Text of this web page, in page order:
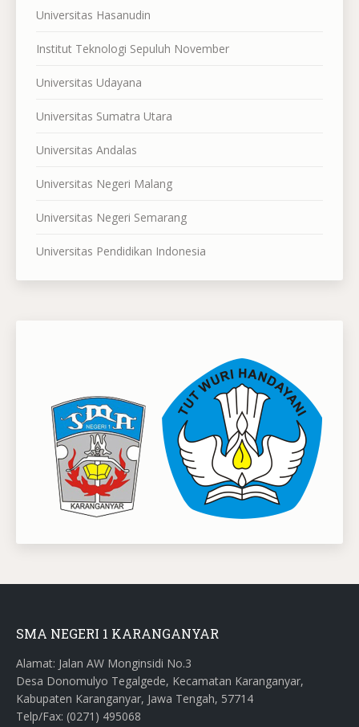
Universitas Hasanudin
Institut Teknologi Sepuluh November
Universitas Udayana
Universitas Sumatra Utara
Universitas Andalas
Universitas Negeri Malang
Universitas Negeri Semarang
Universitas Pendidikan Indonesia
SMA NEGERI 1 KARANGANYAR
Alamat: Jalan AW Monginsidi No.3
Desa Donomulyo Tegalgede, Kecamatan Karanganyar,
Kabupaten Karanganyar, Jawa Tengah, 57714
Telp/Fax: (0271) 495068